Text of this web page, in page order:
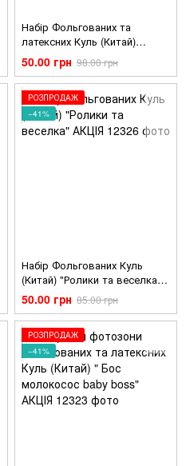
Набір Фольгованих та
латексних Куль (Китай)
"Коала" АКЦІЯ
50.00 грн 98.00 грн
РОЗПРОДАЖ
−41%
Набір Фольгованих Куль
(Китай) "Ролики та веселка"
АКЦІЯ
50.00 грн 85.00 грн
РОЗПРОДАЖ
−41%